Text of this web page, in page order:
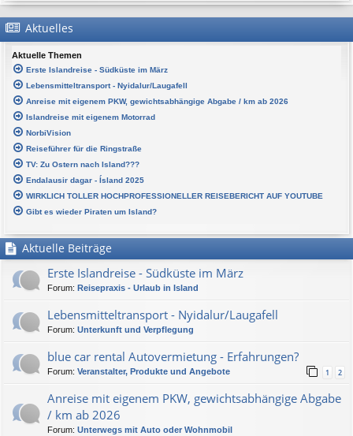
Aktuelles
Aktuelle Themen
Erste Islandreise - Südküste im März
Lebensmitteltransport - Nyidalur/Laugafell
Anreise mit eigenem PKW, gewichtsabhängige Abgabe / km ab 2026
Islandreise mit eigenem Motorrad
NorbiVision
Reiseführer für die Ringstraße
TV: Zu Ostern nach Island???
Endalausir dagar - Ísland 2025
WIRKLICH TOLLER HOCHPROFESSIONELLER REISEBERICHT AUF YOUTUBE
Gibt es wieder Piraten um Island?
Aktuelle Beiträge
Erste Islandreise - Südküste im März
Forum: Reisepraxis - Urlaub in Island
Lebensmitteltransport - Nyidalur/Laugafell
Forum: Unterkunft und Verpflegung
blue car rental Autovermietung - Erfahrungen?
1 2
Forum: Veranstalter, Produkte und Angebote
Anreise mit eigenem PKW, gewichtsabhängige Abgabe
/ km ab 2026
Forum: Unterwegs mit Auto oder Wohnmobil